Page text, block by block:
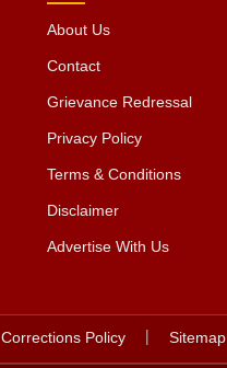
About Us
Contact
Grievance Redressal
Privacy Policy
Terms & Conditions
Disclaimer
Advertise With Us
Corrections Policy Sitemap